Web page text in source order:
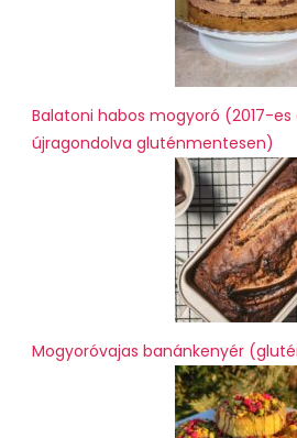
Balatoni habos mogyoró (2017-
újragondolva gluténmentesen)
Mogyoróvajas banánkenyér